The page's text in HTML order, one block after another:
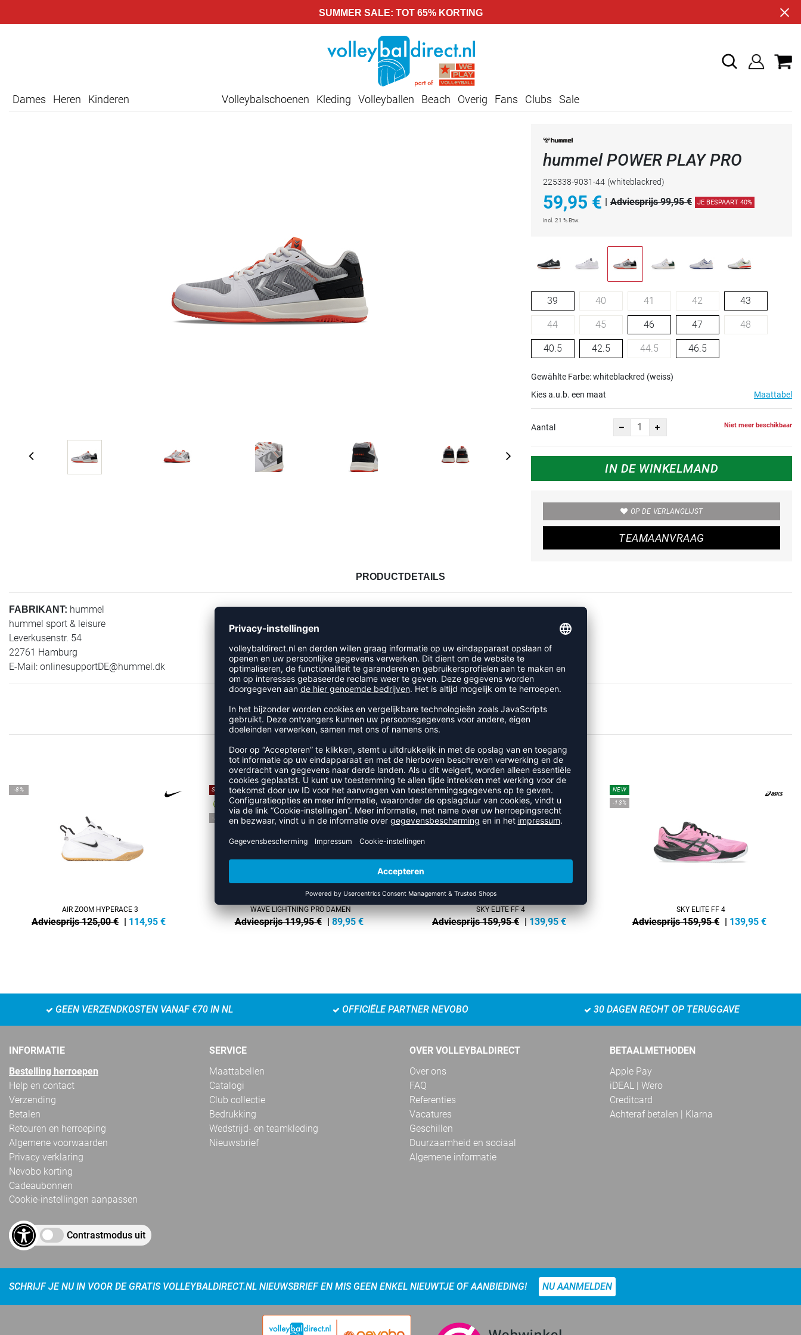
SUMMER SALE: TOT 65% KORTING
Dames Heren Kinderen Volleybalschoenen Kleding Volleyballen Beach Overig Fans Clubs Sale
hummel POWER PLAY PRO
225338-9031-44 (whiteblackred)
59,95 € Adviesprijs 99,95 € JE BESPAART 40%
incl. 21 % Btw.
39 40 41 42 43
44 45 46 47 48
40.5 42.5 44.5 46.5
Gewählte Farbe: whiteblackred (weiss)
Kies a.u.b. een maat
Maattabel
Aantal Niet meer beschikbaar
IN DE WINKELMAND
OP DE VERLANGLIJST
TEAMAANVRAAG
PRODUCTDETAILS
FABRIKANT: hummel
hummel sport & leisure
Leverkusenstr. 54
22761 Hamburg
E-Mail: onlinesupportDE@hummel.dk
RECENT BEKEKEN
MEER UIT DE CATEGORIE ADIDAS
-8%
AIR ZOOM HYPERACE 3
Adviesprijs 125,00 € | 114,95 €
SALE
-25%
WAVE LIGHTNING PRO DAMEN
Adviesprijs 119,95 € |89,95 €
NEW
-13%
SKY ELITE FF 4
Adviesprijs 159,95 € |139,95 €
NEW
-13%
SKY ELITE FF 4
Adviesprijs 159,95 € | 139,95 €
GEEN VERZENDKOSTEN VANAF €70 IN NL OFFICIËLE PARTNER NEVOBO 30 DAGEN RECHT OP TERUGGAVE
INFORMATIE
Bestelling herroepen
Help en contact
Verzending
Betalen
Retouren en herroeping
Algemene voorwaarden
Privacy verklaring
Nevobo korting
Cadeaubonnen
Cookie-instellingen aanpassen
Contrastmodus uit
SERVICE
Maattabellen
Catalogi
Club collectie
Bedrukking
Wedstrijd- en teamkleding
Nieuwsbrief
OVER VOLLEYBALDIRECT
Over ons
FAQ
Referenties
Vacatures
Geschillen
Duurzaamheid en sociaal
Algemene informatie
BETAALMETHODEN
Apple Pay
iDEAL | Wero
Creditcard
Achteraf betalen | Klarna
SCHRIJF JE NU IN VOOR DE GRATIS VOLLEYBALDIRECT.NL NIEUWSBRIEF EN MIS GEEN ENKEL NIEUWTJE OF AANBIEDING! NU AANMELDEN